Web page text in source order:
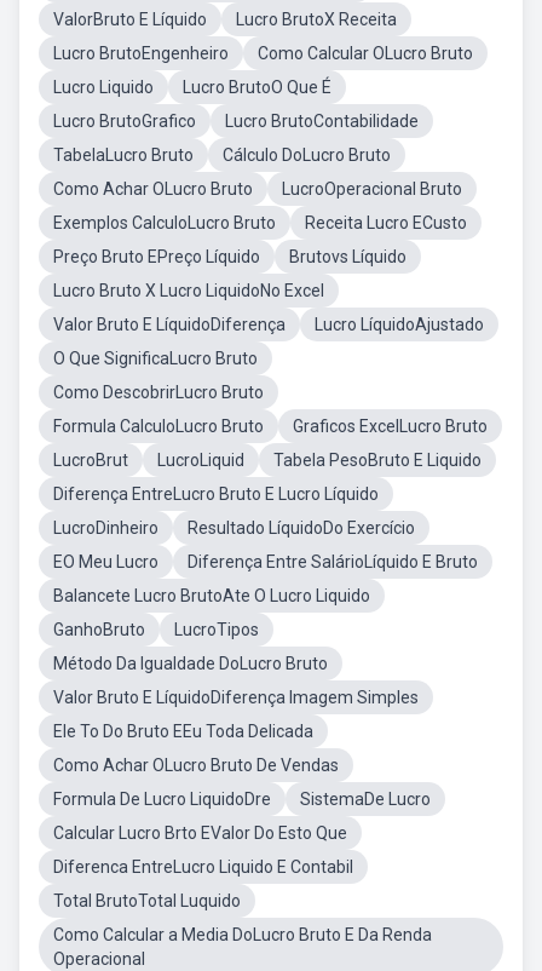
ValorBruto E Líquido
Lucro BrutoX Receita
Lucro BrutoEngenheiro
Como Calcular OLucro Bruto
Lucro Liquido
Lucro BrutoO Que É
Lucro BrutoGrafico
Lucro BrutoContabilidade
TabelaLucro Bruto
Cálculo DoLucro Bruto
Como Achar OLucro Bruto
LucroOperacional Bruto
Exemplos CalculoLucro Bruto
Receita Lucro ECusto
Preço Bruto EPreço Líquido
Brutovs Líquido
Lucro Bruto X Lucro LiquidoNo Excel
Valor Bruto E LíquidoDiferença
Lucro LíquidoAjustado
O Que SignificaLucro Bruto
Como DescobrirLucro Bruto
Formula CalculoLucro Bruto
Graficos ExcelLucro Bruto
LucroBrut
LucroLiquid
Tabela PesoBruto E Liquido
Diferença EntreLucro Bruto E Lucro Líquido
LucroDinheiro
Resultado LíquidoDo Exercício
EO Meu Lucro
Diferença Entre SalárioLíquido E Bruto
Balancete Lucro BrutoAte O Lucro Liquido
GanhoBruto
LucroTipos
Método Da Igualdade DoLucro Bruto
Valor Bruto E LíquidoDiferença Imagem Simples
Ele To Do Bruto EEu Toda Delicada
Como Achar OLucro Bruto De Vendas
Formula De Lucro LiquidoDre
SistemaDe Lucro
Calcular Lucro Brto EValor Do Esto Que
Diferenca EntreLucro Liquido E Contabil
Total BrutoTotal Luquido
Como Calcular a Media DoLucro Bruto E Da Renda
Operacional